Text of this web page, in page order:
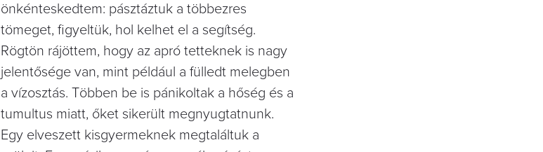
önkénteskedtem: pásztáztuk a többezres
tömeget, figyeltük, hol kelhet el a segítség.
Rögtön rájöttem, hogy az apró tetteknek is nagy
jelentősége van, mint például a fülledt melegben
a vízosztás. Többen be is pánikoltak a hőség és a
tumultus miatt, őket sikerült megnyugtatnunk.
Egy elveszett kisgyermeknek megtaláltuk a